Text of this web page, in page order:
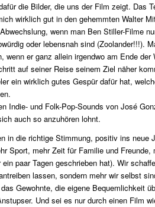
die Bilder, die uns der Film zeigt. Das
wirklich gut in den gehemmten Walter
wenn man Ben Stiller-Filme
oder lebensnah sind (Zoolander!!!).
er ganz allein irgendwo am Ende der
auf seiner Reise seinem Ziel näher
ein wirklich gutes Gespür dafür hat,
Indie- und Folk-Pop-Sounds von José
auch so anzuhören lohnt.
in die richtige Stimmung, positiv ins neue
Sport, mehr Zeit für Familie und Freunde,
paar Tagen geschrieben hat). Wir
lassen, sondern mehr wir selbst
Gewohnte, die eigene Bequemlichkeit
Und sei es nur durch einen Film